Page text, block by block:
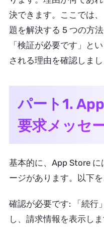
決できます。ここでは
題を解決する 5 つの方
「検証が必要です」と
される理由を確認しまし
パート1.
要求メッセ
基本的に、App Store に
ージがあります。以下を
確認が必要です: 「続行
し、請求情報を表示しま